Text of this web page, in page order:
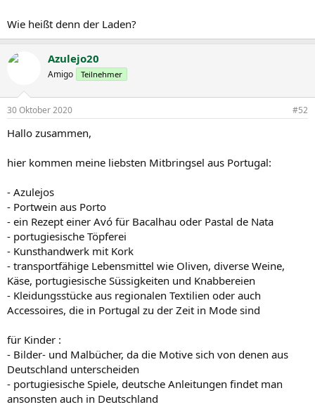
Wie heißt denn der Laden?
Azulejo20
Amigo Teilnehmer
30 Oktober 2020 #52
Hallo zusammen,
hier kommen meine liebsten Mitbringsel aus Portugal:
- Azulejos
- Portwein aus Porto
- ein Rezept einer Avó für Bacalhau oder Pastal de Nata
- portugiesische Töpferei
- Kunsthandwerk mit Kork
- transportfähige Lebensmittel wie Oliven, diverse Weine,
Käse, portugiesische Süssigkeiten und Knabbereien
- Kleidungsstücke aus regionalen Textilien oder auch
Accessoires, die in Portugal zu der Zeit in Mode sind
für Kinder :
- Bilder- und Malbücher, da die Motive sich von denen aus
Deutschland unterscheiden
- portugiesische Spiele, deutsche Anleitungen findet man
ansonsten auch in Deutschland